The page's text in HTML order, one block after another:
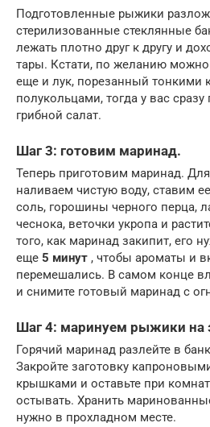
Подготовленные рыжики
стерилизованные стеклянные
лежать плотно друг к другу и
тары. Кстати, по желанию
еще и лук, порезанный тонкими
полукольцами, тогда у вас сразу
грибной салат.
Шаг 3: готовим маринад.
Теперь приготовим маринад.
наливаем чистую воду, ставим
соль, горошины черного перца,
чеснока, веточки укропа и
того, как маринад закипит, его
еще 5 минут , чтобы ароматы и
перемешались. В самом конце
и снимите готовый маринад с
Шаг 4: маринуем рыжики на
Горячий маринад разлейте в
Закройте заготовку
крышками и оставьте при
остывать. Хранить
нужно в прохладном месте.